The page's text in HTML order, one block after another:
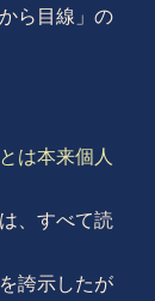
ら目線」の
は本来個人
、すべて読
誇示したが